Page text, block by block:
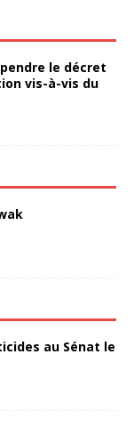
le décret
vis-à-vis du
au Sénat le